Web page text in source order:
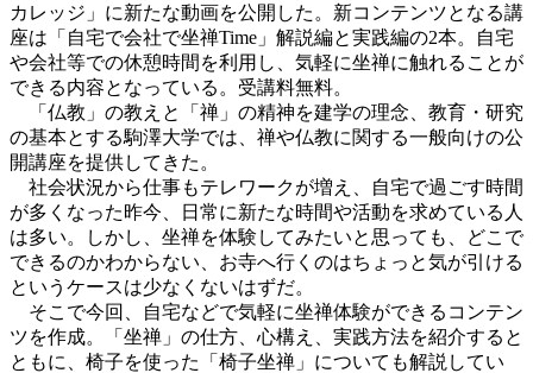
カレッジ」に新たな動画を公開した。新コンテンツとなる講
座は「自宅で会社で坐禅Time」解説編と実践編の2本。自宅
や会社等での休憩時間を利用し、気軽に坐禅に触れることが
できる内容となっている。受講料無料。
「仏教」の教えと「禅」の精神を建学の理念、教育・研究
の基本とする駒澤大学では、禅や仏教に関する一般向けの公
開講座を提供してきた。
社会状況から仕事もテレワークが増え、自宅で過ごす時間
が多くなった昨今、日常に新たな時間や活動を求めている人
は多い。しかし、坐禅を体験してみたいと思っても、どこで
できるのかわからない、お寺へ行くのはちょっと気が引ける
というケースは少なくないはずだ。
そこで今回、自宅などで気軽に坐禅体験ができるコンテン
ツを作成。「坐禅」の仕方、心構え、実践方法を紹介すると
ともに、椅子を使った「椅子坐禅」についても解説してい